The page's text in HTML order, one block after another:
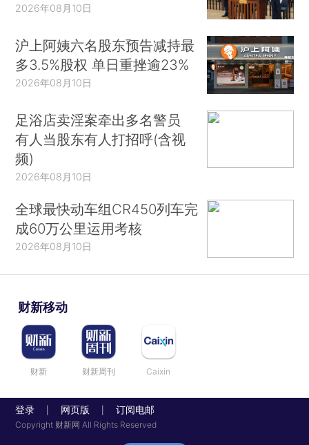
2026年08月10日
沪上阿姨六名股东预告减持最
多3.5%股权 单日重挫逾23%
2026年08月10日
足浴店卖淫案牵出多名警员
有人当股东有人打招呼(含视
频)
2026年08月10日
全球最快动车组CR450列车完
成60万公里运用考核
2026年08月10日
财新移动
财新 财新周刊 Caixin
登录 网页版 订阅电邮
Copyright 财新网 All Rights Reserved